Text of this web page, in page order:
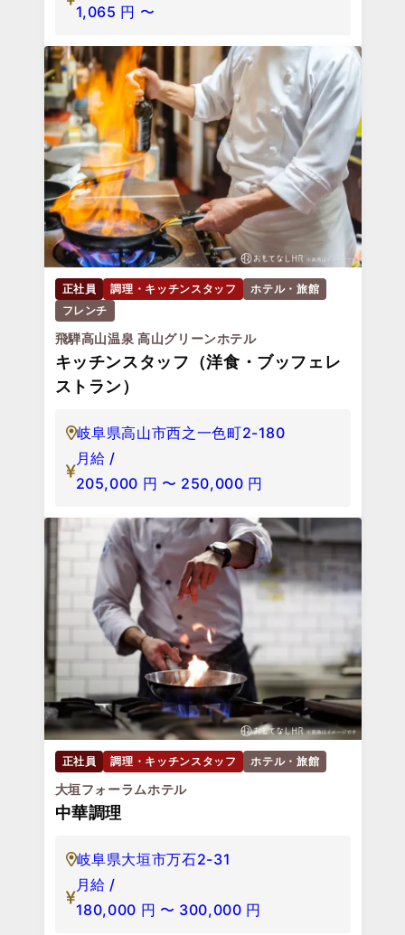
1,065 円 〜
正社員 調理・キッチンスタッフ
ホテル・旅館
フレンチ
飛騨高山温泉 高山グリーンホテル
キッチンスタッフ（洋食・ブッフェレ
ストラン）
岐阜県高山市西之一色町2-180
月給 /
205,000 円 〜 250,000 円
正社員 調理・キッチンスタッフ ホテル・旅館
大垣フォーラムホテル
中華調理
岐阜県大垣市万石2-31
月給 /
180,000 円 〜 300,000 円